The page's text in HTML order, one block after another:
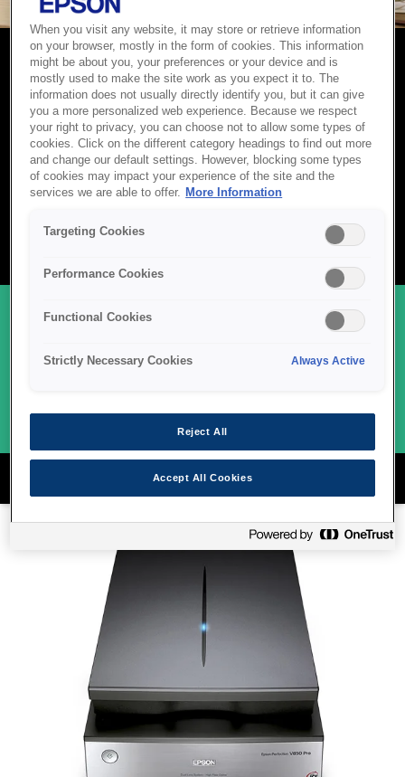
סורקי תמונות
סורקי תמונות של Epson מתוכננים לשמר זיכרונות בבהירות יוצאת דופן
ובדיוק צבעים מעולה. בין אם אתם מעבירים לפורמט דיגיטלי אלבומי
משפחה ישנים, מארכבים סרטים, או צולמים יצירות אמנות ברזולוציה
גבוהה, טכנולוגיית ההדמיה המתקדמת של Epson מבטיחה שכל פרט
יועתק בנאמנות. עם תוכנה אינטואיטיבית, טיפול מגוון במדיה וביצועים
מהתמונות שלכם לשנים הבאות.
מגוון סורקי התמונות שלנו
When you visit any website, it may store or retrieve information
on your browser, mostly in the form of cookies. This information
might be about you, your preferences or your device and is
mostly used to make the site work as you expect it to. The
information does not usually directly identify you, but it can give
you a more personalized web experience. Because we respect
your right to privacy, you can choose not to allow some types of
cookies. Click on the different category headings to find out more
and change our default settings. However, blocking some types
of cookies may impact your experience of the site and the
services we are able to offer. More Information
Targeting Cookies
Performance Cookies
Functional Cookies
Strictly Necessary Cookies Always Active
Reject All
Accept All Cookies